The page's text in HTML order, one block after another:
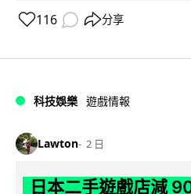
116 分享
科技娛樂 遊戲情報
Lawton 2 日
日本二手遊戲店減